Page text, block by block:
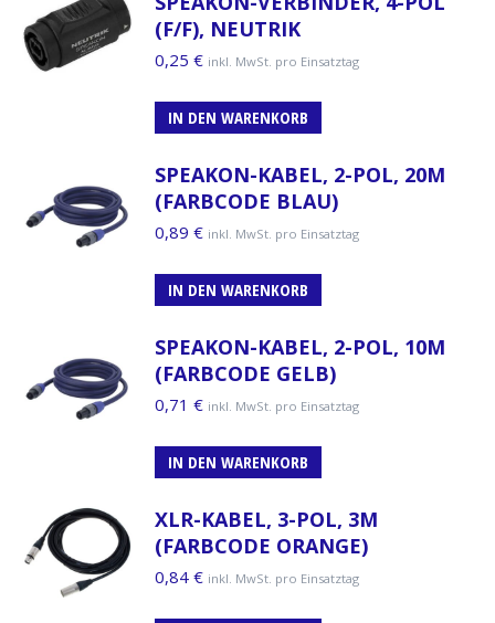
(F/F), NEUTRIK
0,25 € inkl. MwSt. pro Einsatztag
IN DEN WARENKORB
SPEAKON-KABEL, 2-POL, 20M
(FARBCODE BLAU)
0,89 € inkl. MwSt. pro Einsatztag
IN DEN WARENKORB
SPEAKON-KABEL, 2-POL, 10M
(FARBCODE GELB)
0,71 € inkl. MwSt. pro Einsatztag
IN DEN WARENKORB
XLR-KABEL, 3-POL, 3M
(FARBCODE ORANGE)
0,84 € inkl. MwSt. pro Einsatztag